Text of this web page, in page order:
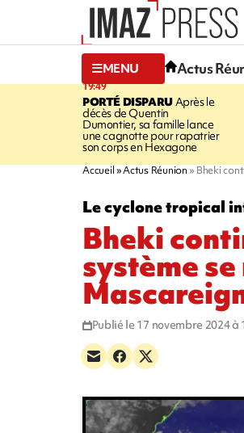
MENU Actus
19:49
PORTÉ DISPARUAprès le
décès de Quentin
Dumontier, sa famille lance
une cagnotte pour rapatrier
son corps en Hexagone
Accueil Actus Réunion Bheki
Le cyclone tropical
Bheki
système
Publié le 17 novembre 2024 à